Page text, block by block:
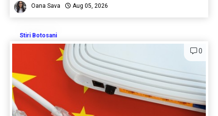
Oana Sava Aug 05, 2026
Stiri Botosani
0